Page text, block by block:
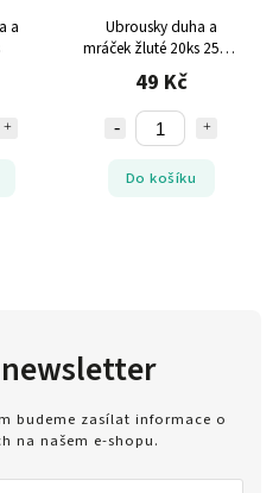
a
Ubrousky duha a
mráček žluté 20ks 25cm
x 25cm
49 Kč
Do košíku
budeme zasílat informace o
na našem e-shopu.